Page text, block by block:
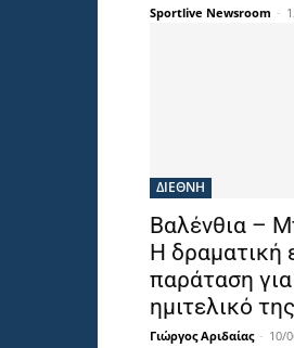
Sportlive Newsroom -
ΔΙΕΘΝΗ
Βαλένθια –
Η δραματική
παράταση
ημιτελικό
Γιώργος Αριδαίας - 10/